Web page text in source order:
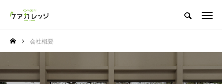
会社概要